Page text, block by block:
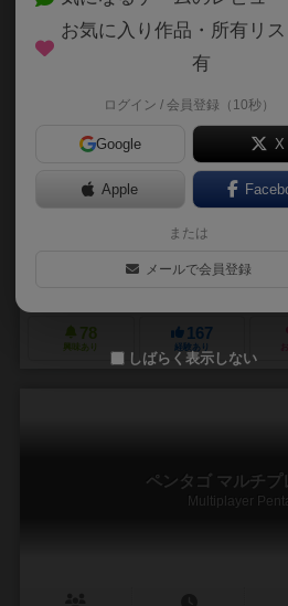
5分前後
馴染み深い五目並べ。でも、回転しちゃう
アブストラクトゲームです。日本のゲー
目並べ。 ただ、そんな五目並べが、回転
盤面が、４つの３×３に分かれており、...
トーマス・フローデン（Tomas Flodén
78
興味あり
167
経験あり
ペンタゴ マルチプ
Multiplayer
お気に入り作品・所有リ
有
ログイン / 会員登録（10秒）
Google X
Apple
または
メールで会員登録
しばらく表示しない